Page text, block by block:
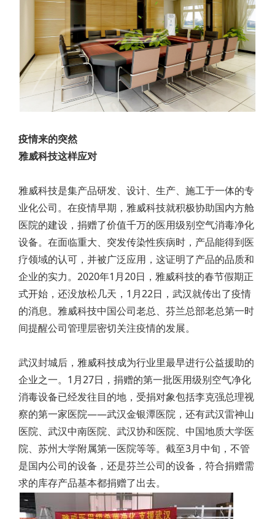
疫情来的突然
雅威科技这样应对
雅威科技是集产品研发、设计、生产、施工于一体的专
业化公司。在疫情早期，雅威科技就积极协助国内方舱
医院的建设，捐赠了价值千万的医用级别空气消毒净化
设备。在面临重大、突发传染性疾病时，产品能得到医
疗领域的认可，并被广泛应用，这证明了产品的品质和
企业的实力。2020年1月20日，雅威科技的春节假期正
式开始，还没放松几天，1月22日，武汉就传出了疫情
的消息。雅威科技中国公司老总、芬兰总部老总第一时
间提醒公司管理层密切关注疫情的发展。
武汉封城后，雅威科技成为行业里最早进行公益援助的
企业之一。1月27日，捐赠的第一批医用级别空气净化
消毒设备已经发往目的地，受捐对象包括李克强总理视
察的第一家医院——武汉金银潭医院，还有武汉雷神山
医院、武汉中南医院、武汉协和医院、中国地质大学医
院、苏州大学附属第一医院等等。截至3月中旬，不管
是国内公司的设备，还是芬兰公司的设备，符合捐赠需
求的库存产品基本都捐赠了出去。